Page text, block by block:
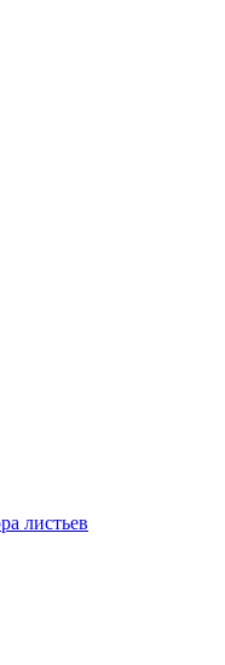
листьев